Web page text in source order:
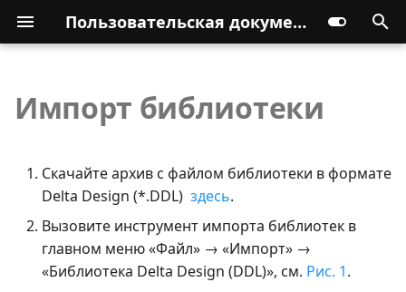
Пользовательская документация
Импорт библиотеки
Скачайте архив с файлом библиотеки в формате
Delta Design (*.DDL) здесь.
Вызовите инструмент импорта библиотек в
главном меню «Файл» → «Импорт» →
«Библиотека Delta Design (DDL)», см. Рис. 1.